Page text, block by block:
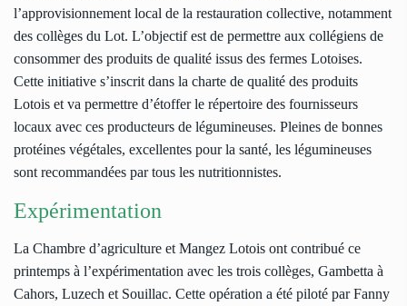
l’approvisionnement local de la restauration collective, notamment
des collèges du Lot. L’objectif est de permettre aux collégiens de
consommer des produits de qualité issus des fermes Lotoises.
Cette initiative s’inscrit dans la charte de qualité des produits
Lotois et va permettre d’étoffer le répertoire des fournisseurs
locaux avec ces producteurs de légumineuses. Pleines de bonnes
protéines végétales, excellentes pour la santé, les légumineuses
sont recommandées par tous les nutritionnistes.
Expérimentation
La Chambre d’agriculture et Mangez Lotois ont contribué ce
printemps à l’expérimentation avec les trois collèges, Gambetta à
Cahors, Luzech et Souillac. Cette opération a été piloté par Fanny